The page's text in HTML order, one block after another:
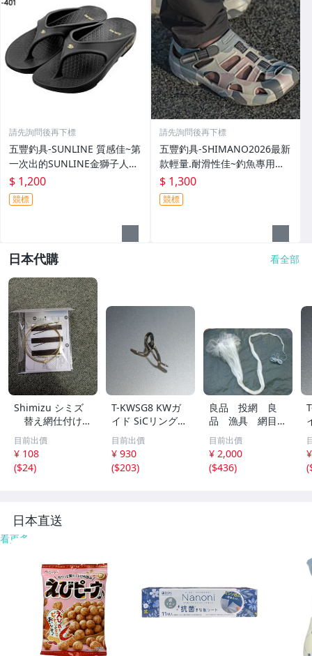
請先詢問後再下標
五豐釣具-SUNLINE 質感佳~第
一次出的SUNLINE金獅子人字
夾腳拖鞋SUS-401特價1200元
$ 1,200
競標
請先詢問後再下標
五豐釣具-SHIMANO2026最新
款輕量.耐滑性佳~釣魚專用布
希涼鞋 FS-091I特價1300元
$ 1,300
競標
日本代購 看全部
Shimizu シミズ
替え網仕付けセ
ット ゴールド×
ブラック
目前出價
¥ 108
($24)
T-KWSG8 KWガ
イド SiCリング
富士工業 ガイド
チタンフレーム
目前出價
¥ 930
($203)
良品 投網 良
品 漁具 網目
約1ｃｍ×1ｃｍ
4Ｋｇ ⑥
目前出價
¥ 2,000
($436)
(
日本直送
看更多